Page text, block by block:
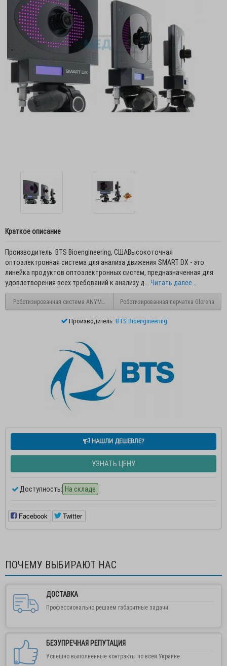
Краткое описание
Производитель: BTS Bioengineering, СШАВысокоточная
оптоэлектронная система для анализа движения SMART DX - это
линейка продуктов оптоэлектронных систем, предназначенная для
удовлетворения всех требований к анализу д... Читать далее...
Роботизированная система ANYMOV Роботизированная перчатка Gloreha
Производитель:BTS Bioengineering
НАШЛИ ДЕШЕВЛЕ?
УЗНАТЬ ЦЕНУ
Доступность: На складе
Facebook Twitter
ПОЧЕМУ ВЫБИРАЮТ НАС
ДОСТАВКА
Профессионально решаем габаритные задачи.
БЕЗУПРЕЧНАЯ РЕПУТАЦИЯ
Успешно выполненные контракты по всей Украине.